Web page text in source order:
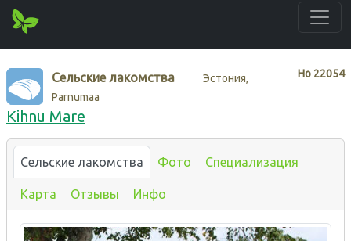
Нo 22054
Сельские лакомства
Эстония,
Parnumaa
Kihnu Mare
Сельские лакомства Фото Специализация
Карта Отзывы Инфо